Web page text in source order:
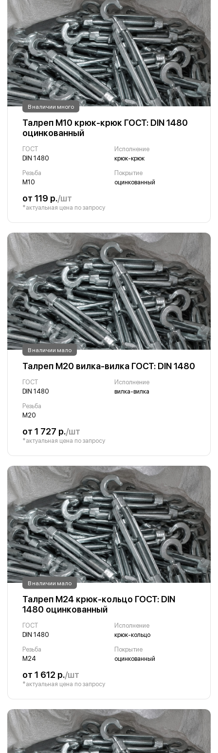
В наличии много
Талреп М10 крюк-крюк ГОСТ: DIN 1480
оцинкованный
ГОСТ
DIN 1480
Исполнение
крюк-крюк
Резьба
М10
Покрытие
оцинкованный
от 119 р./шт
*актуальная цена по запросу
В наличии мало
Талреп М20 вилка-вилка ГОСТ: DIN 1480
ГОСТ
DIN 1480
Исполнение
вилка-вилка
Резьба
М20
от 1 727 р./шт
*актуальная цена по запросу
В наличии мало
Талреп М24 крюк-кольцо ГОСТ: DIN
1480 оцинкованный
ГОСТ
DIN 1480
Исполнение
крюк-кольцо
Резьба
М24
Покрытие
оцинкованный
от 1 612 р./шт
*актуальная цена по запросу